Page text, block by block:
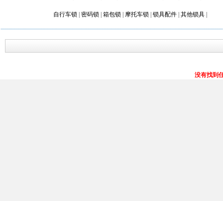
自行车锁 密码锁 箱包锁 摩托车锁 锁具配件 其他锁具
没有找到